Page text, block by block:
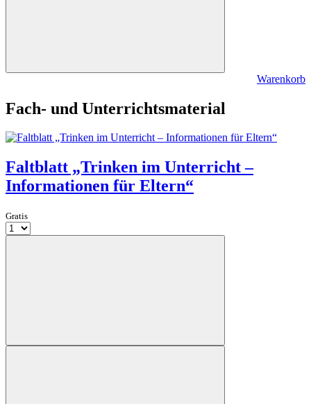
Warenkorb
Fach- und Unterrichtsmaterial
Faltblatt „Trinken im Unterricht –
Informationen für Eltern“
Gratis